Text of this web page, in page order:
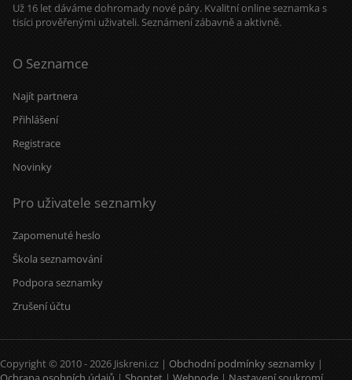
Už 16 let dáváme dohromady nové páry. Kvalitní online seznamka s
tisíci prověřenými uživateli. Seznámení zábavně a aktivně.
O Seznamce
Najít partnera
Přihlášení
Registrace
Novinky
Pro uživatele seznamky
Zapomenuté heslo
Škola seznamování
Podpora seznamky
Zrušení účtu
Copyright © 2010 - 2026 Jiskreni.cz | Obchodní podmínky seznamky |